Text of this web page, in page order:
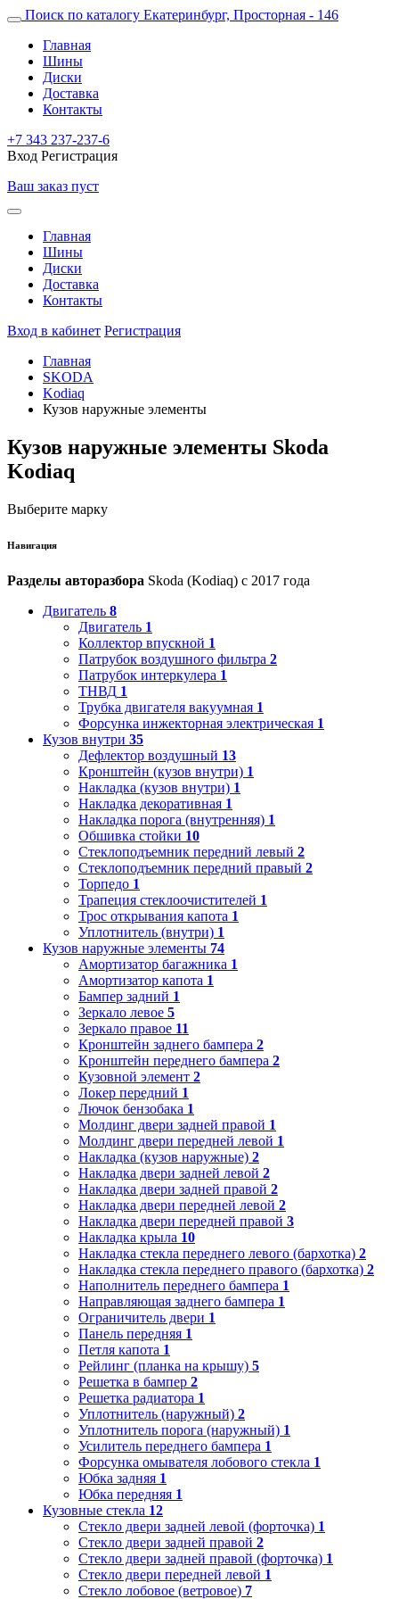
Поиск по каталогу Екатеринбург, Просторная - 146
Главная
Шины
Диски
Доставка
Контакты
+7 343 237-237-6
Вход Регистрация
Ваш заказ пуст
Главная
Шины
Диски
Доставка
Контакты
Вход в кабинет Регистрация
Главная
SKODA
Kodiaq
Кузов наружные элементы
Кузов наружные элементы Skoda
Kodiaq
Выберите марку
Навигация
Разделы авторазбора Skoda (Kodiaq) с 2017 года
Двигатель 8
Двигатель 1
Коллектор впускной 1
Патрубок воздушного фильтра 2
Патрубок интеркулера 1
ТНВД 1
Трубка двигателя вакуумная 1
Форсунка инжекторная электрическая 1
Кузов внутри 35
Дефлектор воздушный 13
Кронштейн (кузов внутри) 1
Накладка (кузов внутри) 1
Накладка декоративная 1
Накладка порога (внутренняя) 1
Обшивка стойки 10
Стеклоподъемник передний левый 2
Стеклоподъемник передний правый 2
Торпедо 1
Трапеция стеклоочистителей 1
Трос открывания капота 1
Уплотнитель (внутри) 1
Кузов наружные элементы 74
Амортизатор багажника 1
Амортизатор капота 1
Бампер задний 1
Зеркало левое 5
Зеркало правое 11
Кронштейн заднего бампера 2
Кронштейн переднего бампера 2
Кузовной элемент 2
Локер передний 1
Лючок бензобака 1
Молдинг двери задней правой 1
Молдинг двери передней левой 1
Накладка (кузов наружные) 2
Накладка двери задней левой 2
Накладка двери задней правой 2
Накладка двери передней левой 2
Накладка двери передней правой 3
Накладка крыла 10
Накладка стекла переднего левого (бархотка) 2
Накладка стекла переднего правого (бархотка) 2
Наполнитель переднего бампера 1
Направляющая заднего бампера 1
Ограничитель двери 1
Панель передняя 1
Петля капота 1
Рейлинг (планка на крышу) 5
Решетка в бампер 2
Решетка радиатора 1
Уплотнитель (наружный) 2
Уплотнитель порога (наружный) 1
Усилитель переднего бампера 1
Форсунка омывателя лобового стекла 1
Юбка задняя 1
Юбка передняя 1
Кузовные стекла 12
Стекло двери задней левой (форточка) 1
Стекло двери задней правой 2
Стекло двери задней правой (форточка) 1
Стекло двери передней левой 1
Стекло лобовое (ветровое) 7